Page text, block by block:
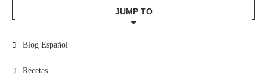
JUMP TO
Blog Español
Recetas